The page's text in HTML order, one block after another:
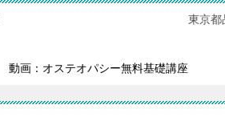
東京都
動画：オステオパシー無料基礎講座